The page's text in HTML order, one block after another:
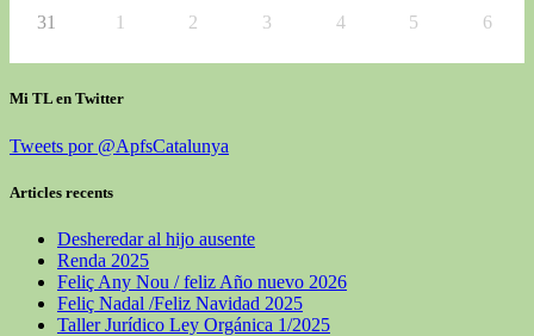
31 1 2 3 4 5 6
Mi TL en Twitter
Tweets por @ApfsCatalunya
Articles recents
Desheredar al hijo ausente
Renda 2025
Feliç Any Nou / feliz Año nuevo 2026
Feliç Nadal /Feliz Navidad 2025
Taller Jurídico Ley Orgánica 1/2025